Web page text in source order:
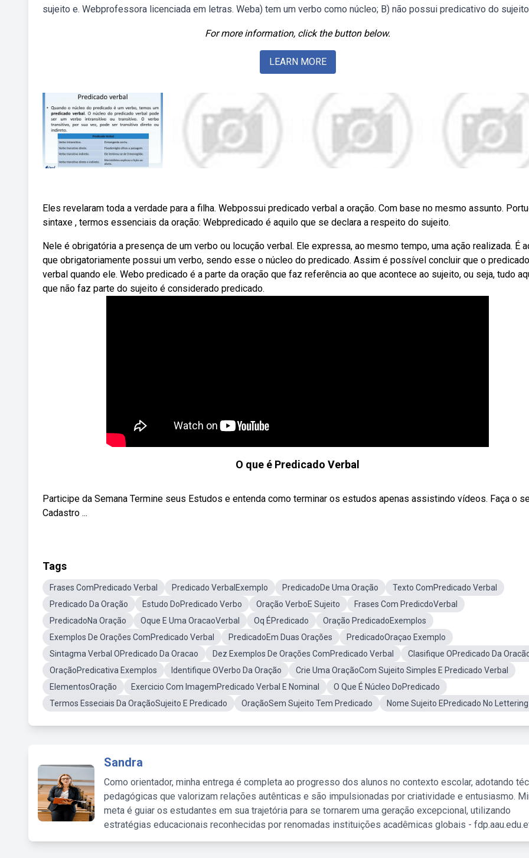
sujeito e. Webprofessora licenciada em letras. Weba) tem um verbo como núcleo; B) não possui predicativo do
For more information, click the button below.
LEARN MORE
Eles revelaram toda a verdade para a filha. Webpossui predicado verbal a oração. Com base no mesmo assunto.
sintaxe , termos essenciais da oração: Webpredicado é aquilo que se declara a respeito do sujeito.
Nele é obrigatória a presença de um verbo ou locução verbal. Ele expressa, ao mesmo tempo, uma ação realizada. É
que obrigatoriamente possui um verbo, sendo esse o núcleo do predicado. Assim é possível concluir que o
verbal quando ele. Webo predicado é a parte da oração que faz referência ao que acontece ao sujeito, ou seja, tudo
que não faz parte do sujeito é considerado predicado.
O que é Predicado Verbal
Participe da Semana Termine seus Estudos e entenda como terminar os estudos apenas assistindo vídeos. Faça o
Cadastro ...
Tags
Frases ComPredicado Verbal Predicado VerbalExemplo PredicadoDe Uma Oração
Texto ComPredicado Verbal
Predicado Da Oração
Estudo DoPredicado Verbo Oração VerboE Sujeito
Frases Com PredicdoVerbal
PredicadoNa Oração
Oque E Uma OracaoVerbal Oq ÉPredicado
Oração PredicadoExemplos
Exemplos De Orações ComPredicado Verbal
PredicadoEm Duas Orações
PredicadoOraçao Exemplo
Sintagma Verbal OPredicado Da Oracao
Dez Exemplos De Orações ComPredicado Verbal
Clasifique OPredicado Da
OraçãoPredicativa Exemplos
Identifique OVerbo Da Oração
Crie Uma OraçãoCom Sujeito Simples E Predicado Verbal
ElementosOração
Exercicio Com ImagemPredicado Verbal E Nominal
O Que É Núcleo DoPredicado
Termos Esseciais Da OraçãoSujeito E Predicado
OraçãoSem Sujeito Tem Predicado Nome Sujeito EPredicado No Lettering
Sandra
Como orientador, minha entrega é completa ao progresso dos alunos no contexto escolar, adotando
pedagógicas que valorizam relações autênticas e são impulsionadas por criatividade e entusiasmo.
meta é guiar os estudantes em sua trajetória para se tornarem uma geração excepcional, utilizando
estratégias educacionais reconhecidas por renomadas instituições acadêmicas globais -